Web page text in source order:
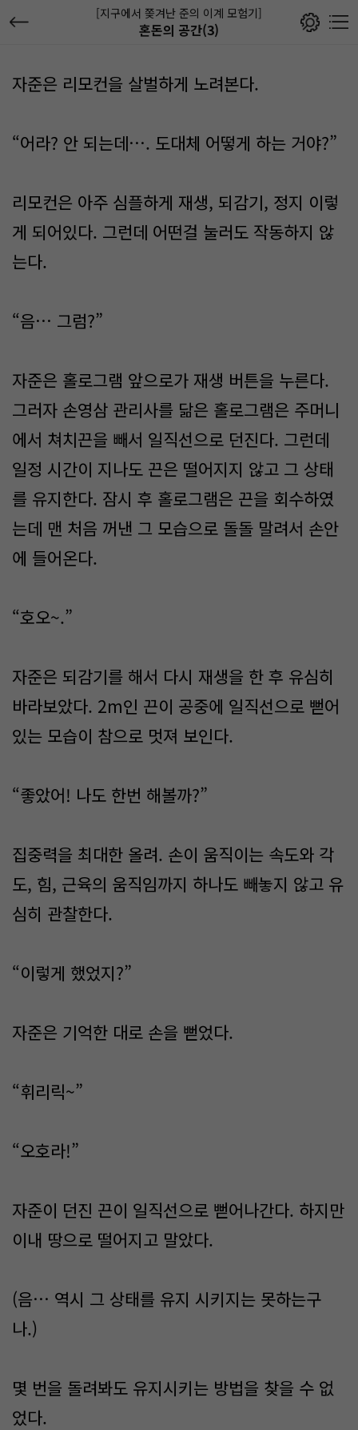
[지구에서 쫒겨난 준의 이계 모험기]
혼돈의 공간(3)
자준은 리모컨을 살벌하게 노려본다.
“어라? 안 되는데…. 도대체 어떻게 하는 거야?”
리모컨은 아주 심플하게 재생, 되감기, 정지 이렇
게 되어있다. 그런데 어떤걸 눌러도 작동하지 않
는다.
“음… 그럼?”
자준은 홀로그램 앞으로가 재생 버튼을 누른다.
그러자 손영삼 관리사를 닮은 홀로그램은 주머니
에서 쳐치끈을 빼서 일직선으로 던진다. 그런데
일정 시간이 지나도 끈은 떨어지지 않고 그 상태
를 유지한다. 잠시 후 홀로그램은 끈을 회수하였
는데 맨 처음 꺼낸 그 모습으로 돌돌 말려서 손안
에 들어온다.
“호오~.”
자준은 되감기를 해서 다시 재생을 한 후 유심히
바라보았다. 2m인 끈이 공중에 일직선으로 뻗어
있는 모습이 참으로 멋져 보인다.
“좋았어! 나도 한번 해볼까?”
집중력을 최대한 올려. 손이 움직이는 속도와 각
도, 힘, 근육의 움직임까지 하나도 빼놓지 않고 유
심히 관찰한다.
“이렇게 했었지?”
자준은 기억한 대로 손을 뻗었다.
“휘리릭~”
“오호라!”
자준이 던진 끈이 일직선으로 뻗어나간다. 하지만
이내 땅으로 떨어지고 말았다.
(음… 역시 그 상태를 유지 시키지는 못하는구
나.)
몇 번을 돌려봐도 유지시키는 방법을 찾을 수 없
었다.